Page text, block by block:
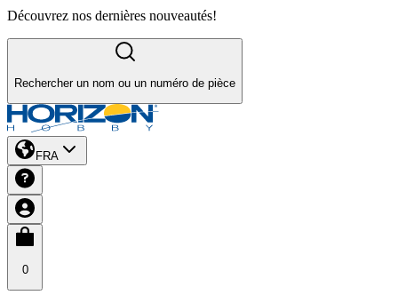
Découvrez nos dernières nouveautés!
Rechercher un nom ou un numéro de pièce
FRA
0